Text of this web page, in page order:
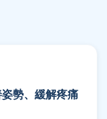
勢、緩解疼痛